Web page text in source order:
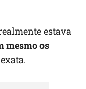
estava
mesmo os